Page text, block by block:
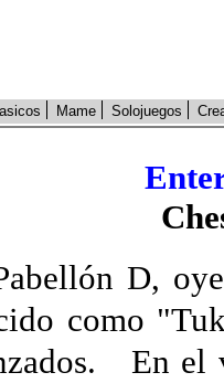
Mame Solojuegos
D,
como
En el